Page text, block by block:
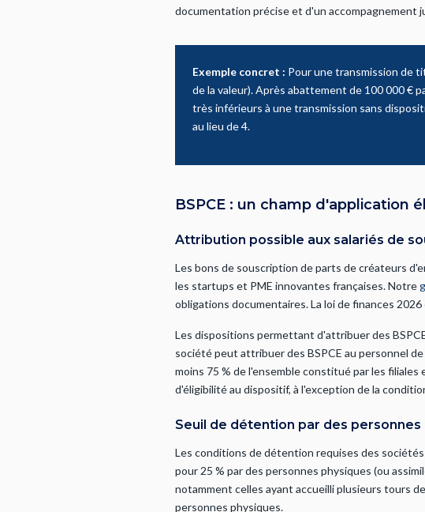
documentation précise et d'un accompagnement
Exemple concret : Pour une transmission de
de la valeur). Après abattement de 100 000 €
très inférieurs à une transmission sans
au lieu de 4.
BSPCE : un champ d'application
Attribution possible aux salariés de
Les bons de souscription de parts de créateurs
les startups et PME innovantes françaises. Notre
obligations documentaires. La loi de finances
Les dispositions permettant d'attribuer des
société peut attribuer des BSPCE au personnel
moins 75 % de l'ensemble constitué par les
d'éligibilité au dispositif, à l'exception de la
Seuil de détention par des personnes
Les conditions de détention requises des
pour 25 % par des personnes physiques (ou
notamment celles ayant accueilli plusieurs tours
personnes physiques.